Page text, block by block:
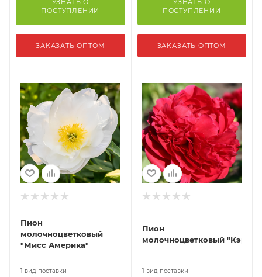
УЗНАТЬ О
ПОСТУПЛЕНИИ
ЗАКАЗАТЬ ОПТОМ
УЗНАТЬ О
ПОСТУПЛЕНИИ
ЗАКАЗАТЬ ОПТОМ
Пион
молочноцветковый
"Мисс Америка"
1 вид поставки
Пион
молочноцветковый "Кэрол"
1 вид поставки